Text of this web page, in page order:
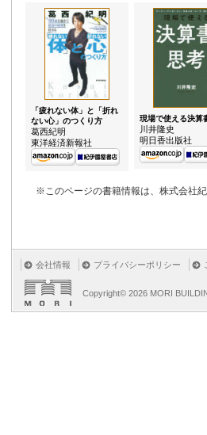
「疲れない体」と「折れ
ない心」のつくり方
葛西紀明
東洋経済新報社
現場で使える決算
川井隆史
明日香出版社
※このページの書籍情報は、株式会社
会社情報 プライバシーポリシー
Copyright© 2026 MORI